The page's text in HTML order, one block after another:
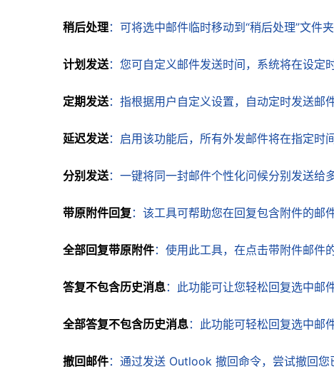
稍后处理：可将选中邮件临时移动到“稍后处理”文件
计划发送：您可自定义邮件发送时间，系统将在设定
定期发送：指根据用户自定义设置，自动定时发送邮件
延迟发送：启用该功能后，所有外发邮件将在指定时
分别发送：一键将同一封邮件个性化问候分别发送给
带原附件回复 ：该工具可帮助您在回复包含附件的邮
全部回复带原附件：使用此工具，在点击带附件邮件
答复不包含历史消息：此功能可让您轻松回复选中邮
全部答复不包含历史消息：此功能可轻松回复选中邮
撤回邮件：通过发送 Outlook 撤回命令，尝试撤回您